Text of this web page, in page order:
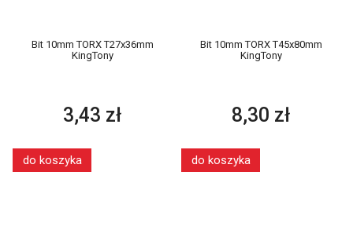
Bit 10mm TORX T27x36mm
KingTony
3,43 zł
do koszyka
Bit 10mm TORX T45x80mm
KingTony
8,30 zł
do koszyka